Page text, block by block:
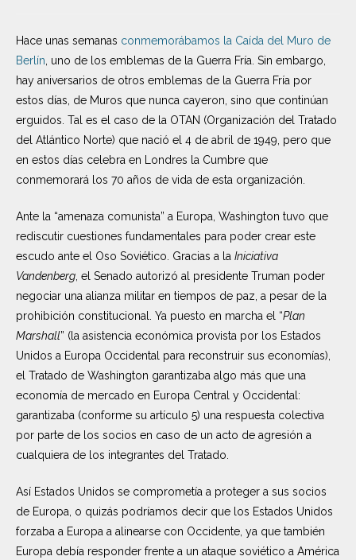
Hace unas semanas conmemorábamos la Caída del Muro de
Berlín , uno de los emblemas de la Guerra Fría. Sin embargo,
hay aniversarios de otros emblemas de la Guerra Fría por
estos días, de Muros que nunca cayeron, sino que continúan
erguidos. Tal es el caso de la OTAN (Organización del Tratado
del Atlántico Norte) que nació el 4 de abril de 1949, pero que
en estos días celebra en Londres la Cumbre que
conmemorará los 70 años de vida de esta organización.
Ante la “amenaza comunista” a Europa, Washington tuvo que
rediscutir cuestiones fundamentales para poder crear este
escudo ante el Oso Soviético. Gracias a la Iniciativa
Vandenberg , el Senado autorizó al presidente Truman poder
negociar una alianza militar en tiempos de paz, a pesar de la
prohibición constitucional. Ya puesto en marcha el “Plan
Marshall” (la asistencia económica provista por los Estados
Unidos a Europa Occidental para reconstruir sus economías),
el Tratado de Washington garantizaba algo más que una
economía de mercado en Europa Central y Occidental:
garantizaba (conforme su artículo 5) una respuesta colectiva
por parte de los socios en caso de un acto de agresión a
cualquiera de los integrantes del Tratado.
Así Estados Unidos se comprometía a proteger a sus socios
de Europa, o quizás podríamos decir que los Estados Unidos
forzaba a Europa a alinearse con Occidente, ya que también
Europa debía responder frente a un ataque soviético a América